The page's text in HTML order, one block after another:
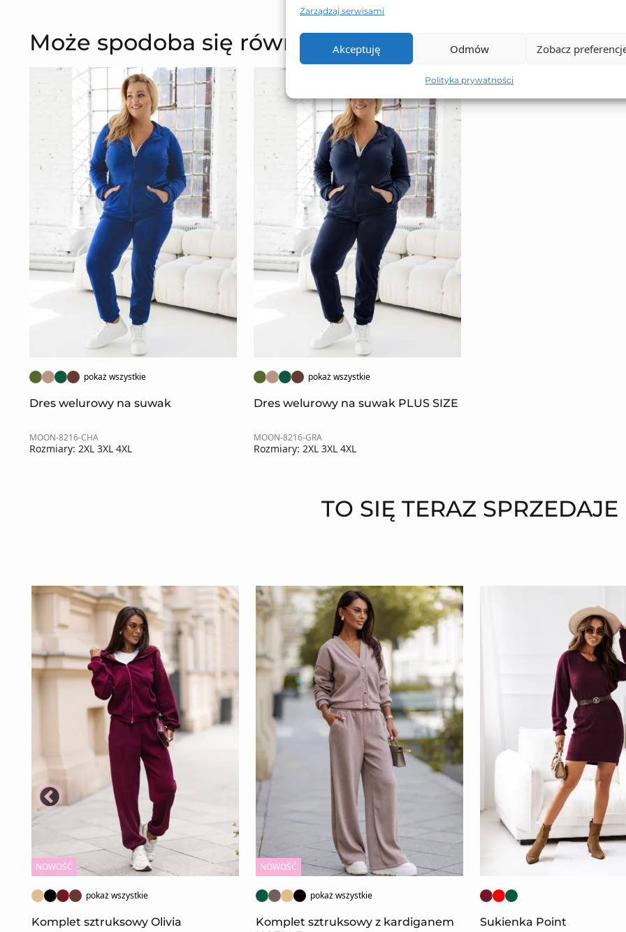
Zarządzaj serwisami
Akceptuję Odmów Zobacz
Polityka prywatności
Może spodoba się również…
pokaż wszystkie
Dres welurowy na suwak
MOON-8216-CHA
Rozmiary: 2XL 3XL 4XL
pokaż wszystkie
Dres welurowy na suwak PLUS SIZE
MOON-8216-GRA
Rozmiary: 2XL 3XL 4XL
TO SIĘ TERAZ SPRZEDAJE
NOWOŚĆ
pokaż wszystkie
Komplet sztruksowy Olivia
NOWOŚĆ
pokaż wszystkie
Komplet sztruksowy z kardiganem
Sukienka Point